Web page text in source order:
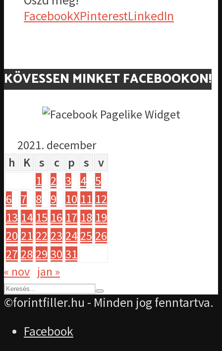
FacebookXPinterestLinkedIn
KÖVESSEN MINKET FACEBOOKON!
2021. december
h
K s c p s
v
1
2 3 4 5
6
7 8 9 10 11 12
13 14 15 16 17 18 19
20 21 22 23 24 25 26
27 28 29 30 31
« nov jan »
©forintfiller.hu - Minden jog fenntartva.
Facebook